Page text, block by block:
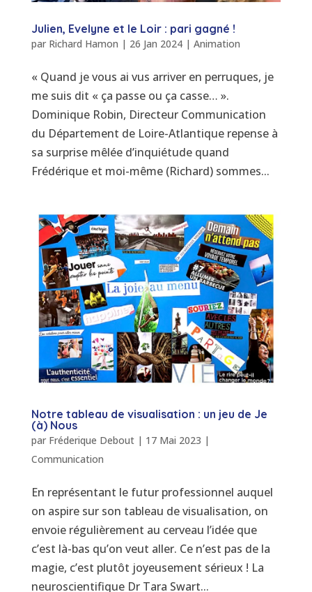
Julien, Evelyne et le Loir : pari gagné !
par Richard Hamon | 26 Jan 2024| Animation
« Quand je vous ai vus arriver en perruques, je
me suis dit « ça passe ou ça casse… ».
Dominique Robin, Directeur Communication
du Département de Loire-Atlantique repense à
sa surprise mêlée d’inquiétude quand
Frédérique et moi-même (Richard) sommes...
Notre tableau de visualisation : un jeu de Je
(à) Nous
par Fréderique Debout| 17 Mai 2023 |
Communication
En représentant le futur professionnel auquel
on aspire sur son tableau de visualisation, on
envoie régulièrement au cerveau l’idée que
c’est là-bas qu’on veut aller. Ce n’est pas de la
magie, c’est plutôt joyeusement sérieux ! La
neuroscientifique Dr Tara Swart...